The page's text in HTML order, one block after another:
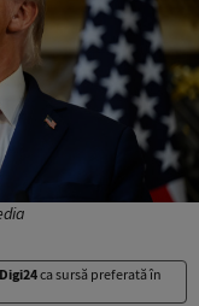
Digi24ca sursă preferată în